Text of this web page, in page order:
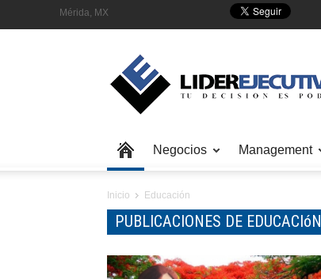
Mérida, MX
Negocios Management
Inicio Educación
PUBLICACIONES DE EDUCACIóN